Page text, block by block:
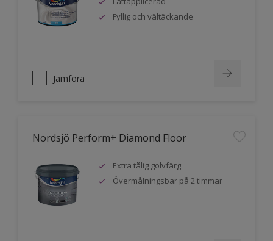
Fyllig och vältäckande
Jämföra
Nordsjö Perform+ Diamond Floor
Extra tålig golvfärg
Övermålningsbar på 2 timmar